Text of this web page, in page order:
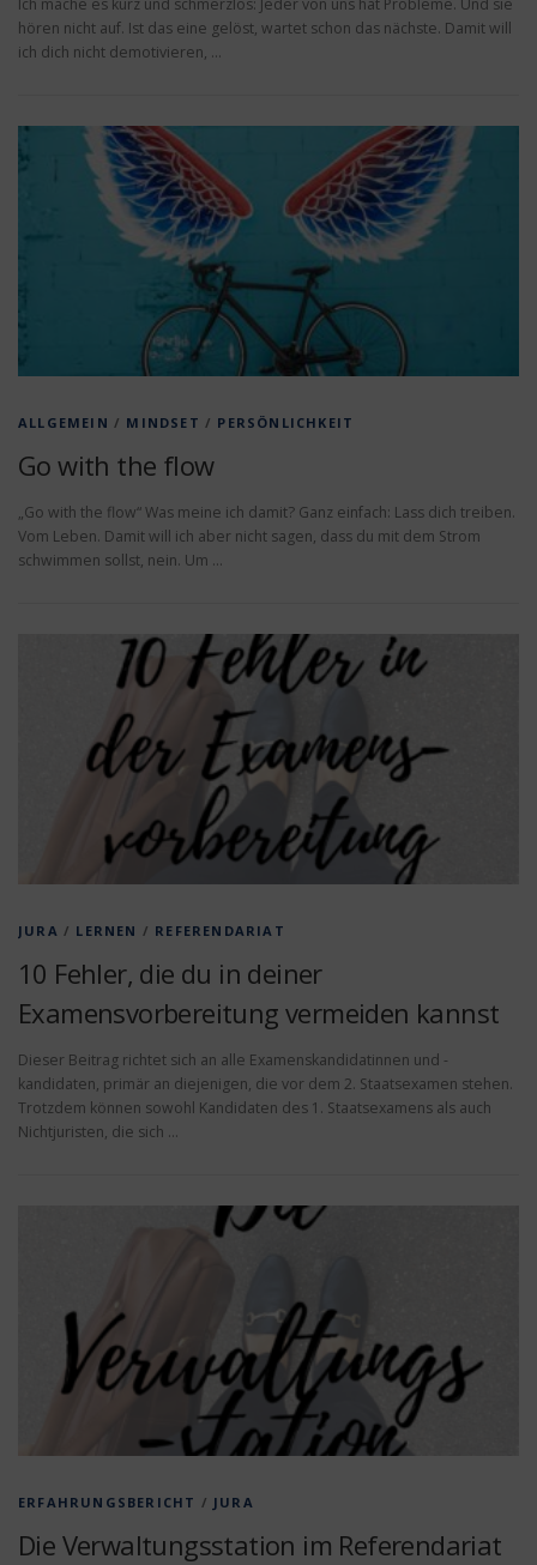
hören nicht auf. Ist das eine gelöst, wartet schon das nächste. Damit will
ich dich nicht demotivieren, …
ALLGEMEIN / MINDSET / PERSÖNLICHKEIT
Go with the flow
„Go with the flow“ Was meine ich damit? Ganz einfach: Lass dich treiben.
Vom Leben. Damit will ich aber nicht sagen, dass du mit dem Strom
schwimmen sollst, nein. Um …
JURA / LERNEN / REFERENDARIAT
10 Fehler, die du in deiner
Examensvorbereitung vermeiden kannst
Dieser Beitrag richtet sich an alle Examenskandidatinnen und -
kandidaten, primär an diejenigen, die vor dem 2. Staatsexamen stehen.
Trotzdem können sowohl Kandidaten des 1. Staatsexamens als auch
Nichtjuristen, die sich …
ERFAHRUNGSBERICHT / JURA
Die Verwaltungsstation im Referendariat